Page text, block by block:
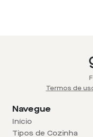
Termos de
Navegue
Início
Tipos de Cozinha